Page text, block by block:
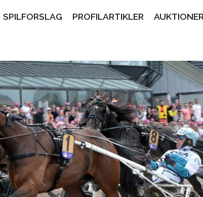
SPILFORSLAG PROFILARTIKLER AUKTIONER